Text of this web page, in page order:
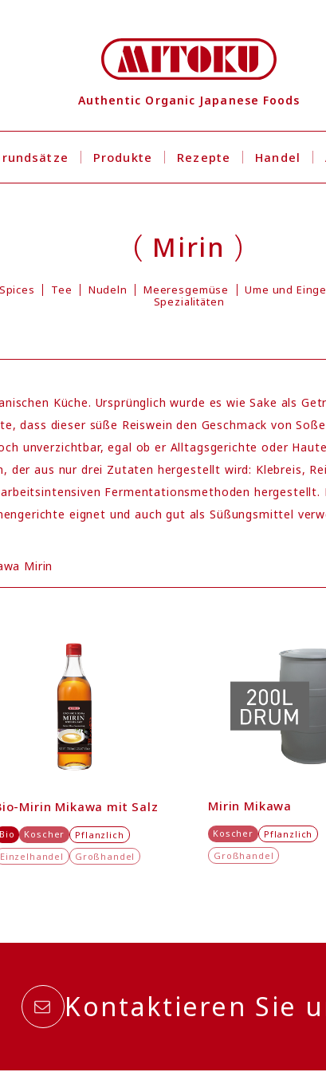
Authentic Organic Japanese Foods
Produkte Rezepte Handel
Mirin
Spices Tee Nudeln Meeresgemüse Ume und
Spezialitäten
Küche. Ursprünglich wurde es wie Sake als
dass dieser süße Reiswein den Geschmack von
unverzichtbar, egal ob er Alltagsgerichte oder
der aus nur drei Zutaten hergestellt wird: Klebreis,
Fermentationsmethoden
eignet und auch gut als Süßungsmittel
Mirin
Mirin Mikawa mit Salz
Bio Koscher
Pflanzlich
Einzelhandel
Großhandel
Mirin Mikawa
Koscher
Pflanzlich
Großhandel
Kontaktieren Sie